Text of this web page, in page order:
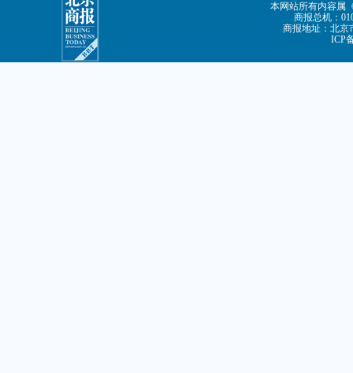
本网站所有内容属
商报总机：
商报地址：北京
ICP